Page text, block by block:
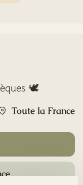
🕊️
Toute la France